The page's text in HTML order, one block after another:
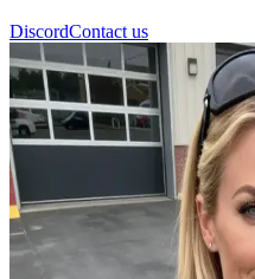
DiscordContact us